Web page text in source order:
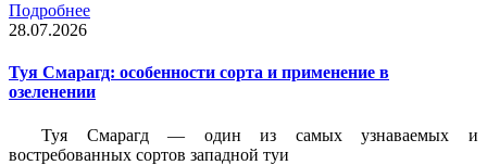
Подробнее
28.07.2026
Туя Смарагд: особенности сорта и применение в
озеленении
Туя Смарагд — один из самых узнаваемых и
востребованных сортов западной туи